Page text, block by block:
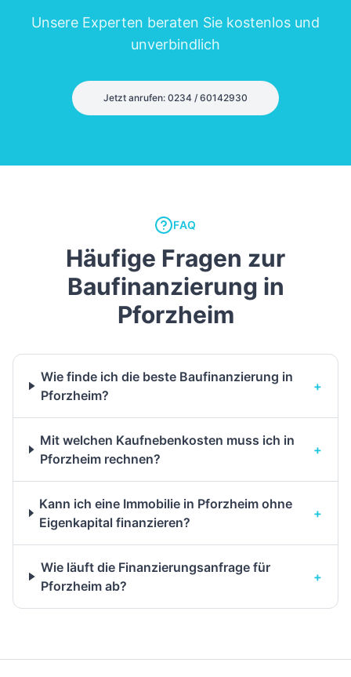
Unsere Experten beraten Sie kostenlos und
unverbindlich
Jetzt anrufen: 0234 / 60142930
FAQ
Häufige Fragen zur
Baufinanzierung in
Pforzheim
Wie finde ich die beste Baufinanzierung in
Pforzheim?
+
Mit welchen Kaufnebenkosten muss ich in
Pforzheim rechnen?
+
Kann ich eine Immobilie in Pforzheim ohne
Eigenkapital finanzieren?
+
Wie läuft die Finanzierungsanfrage für
Pforzheim ab?
+